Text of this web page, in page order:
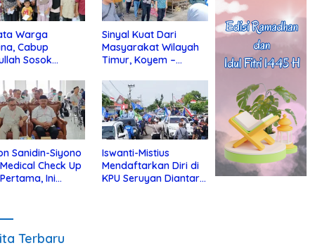
Warga
Cabup
Sosok
Sinyal Kuat Dari
Masyarakat Wilayah
Timur, Koyem –
di Kotim
Sanidin-Siyono
Check Up
Ini
Iswanti-Mistius
Mendaftarkan Diri di
KPU Seruyan Diantar
Terbaru